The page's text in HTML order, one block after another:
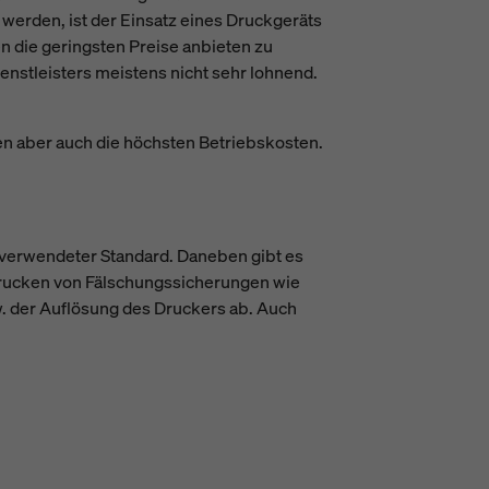
ist der Einsatz eines Druckgeräts
die geringsten Preise anbieten zu
meistens nicht sehr lohnend.
aber auch die höchsten Betriebskosten.
Standard. Daneben gibt es
von Fälschungssicherungen wie
Auflösung des Druckers ab. Auch